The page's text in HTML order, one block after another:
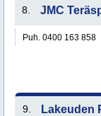
8. JMC
Puh. 0400 163 858
9. Lakeuden